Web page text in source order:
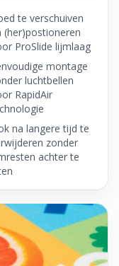
te verschuiven
(her)postioneren
ProSlide lijmlaag
montage
luchtbellen
RapidAir
na langere tijd te
zonder
achter te